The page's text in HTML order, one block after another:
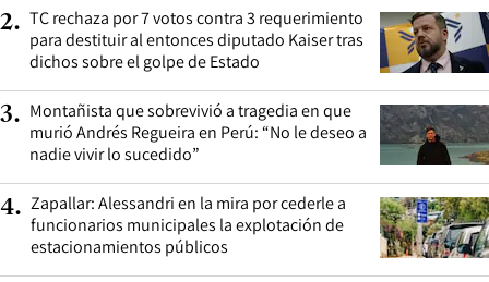
2. TC rechaza por 7 votos contra 3 requerimiento
para destituir al entonces diputado Kaiser tras
dichos sobre el golpe de Estado
3. Montañista que sobrevivió a tragedia en que
murió Andrés Regueira en Perú: “No le deseo a
nadie vivir lo sucedido”
4. Zapallar: Alessandri en la mira por cederle a
funcionarios municipales la explotación de
estacionamientos públicos